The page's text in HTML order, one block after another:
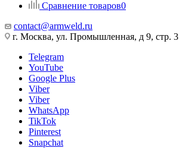
Сравнение товаров0
contact@armweld.ru
г. Москва, ул. Промышленная, д 9, стр. 3
Telegram
YouTube
Google Plus
Viber
Viber
WhatsApp
TikTok
Pinterest
Snapchat